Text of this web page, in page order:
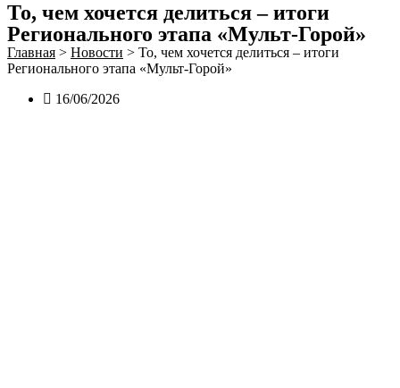
То, чем хочется делиться – итоги
Регионального этапа «Мульт-Горой»
Главная > Новости > То, чем хочется делиться – итоги
Регионального этапа «Мульт-Горой»
16/06/2026